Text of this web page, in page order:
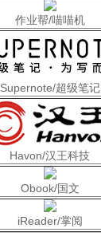
作业帮/喵喵机
Supernote/超级笔记
Havon/汉王科技
Obook/国文
iReader/掌阅